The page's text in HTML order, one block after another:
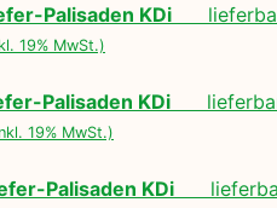
Palisaden KDi lieferbar
19% MwSt.)
Palisaden KDi lieferbar
19% MwSt.)
Palisaden KDi lieferbar